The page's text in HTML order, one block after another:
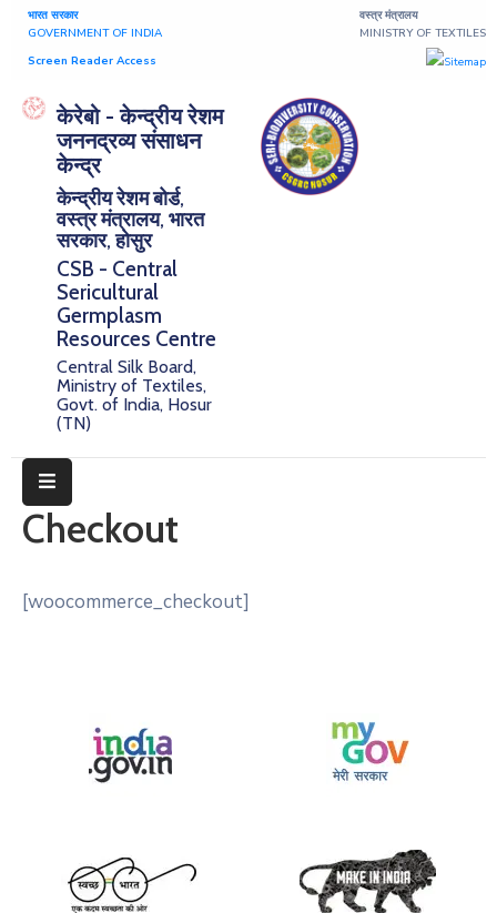
भारत सरकार
GOVERNMENT OF INDIA
वस्त्र मंत्रालय
MINISTRY OF TEXTILES
Screen Reader Access
केरेबो - केन्द्रीय रेशम
जननद्रव्य संसाधन
केन्द्र
केन्द्रीय रेशम बोर्ड,
वस्त्र मंत्रालय, भारत
सरकार, होसुर
CSB - Central
Sericultural
Germplasm
Resources Centre
Central Silk Board,
Ministry of Textiles,
Govt. of India, Hosur
(TN)
Home
About
Research
Publications
Notice
Board
Downloads
More
Checkout
[woocommerce_checkout]